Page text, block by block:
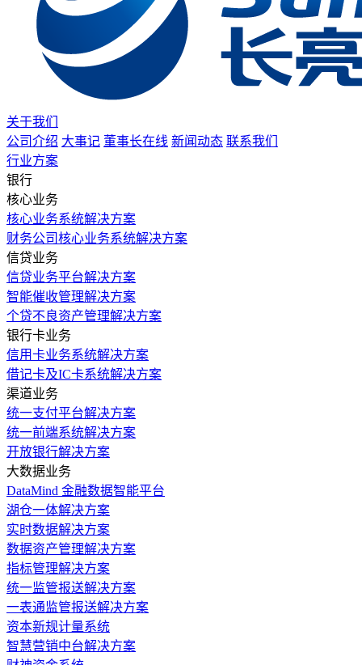
关于我们
公司介绍 大事记 董事长在线 新闻动态 联系我们
行业方案
银行
核心业务
核心业务系统解决方案
财务公司核心业务系统解决方案
信贷业务
信贷业务平台解决方案
智能催收管理解决方案
个贷不良资产管理解决方案
银行卡业务
信用卡业务系统解决方案
借记卡及IC卡系统解决方案
渠道业务
统一支付平台解决方案
统一前端系统解决方案
开放银行解决方案
大数据业务
DataMind 金融数据智能平台
湖仓一体解决方案
实时数据解决方案
数据资产管理解决方案
指标管理解决方案
统一监管报送解决方案
一表通监管报送解决方案
资本新规计量系统
智慧营销中台解决方案